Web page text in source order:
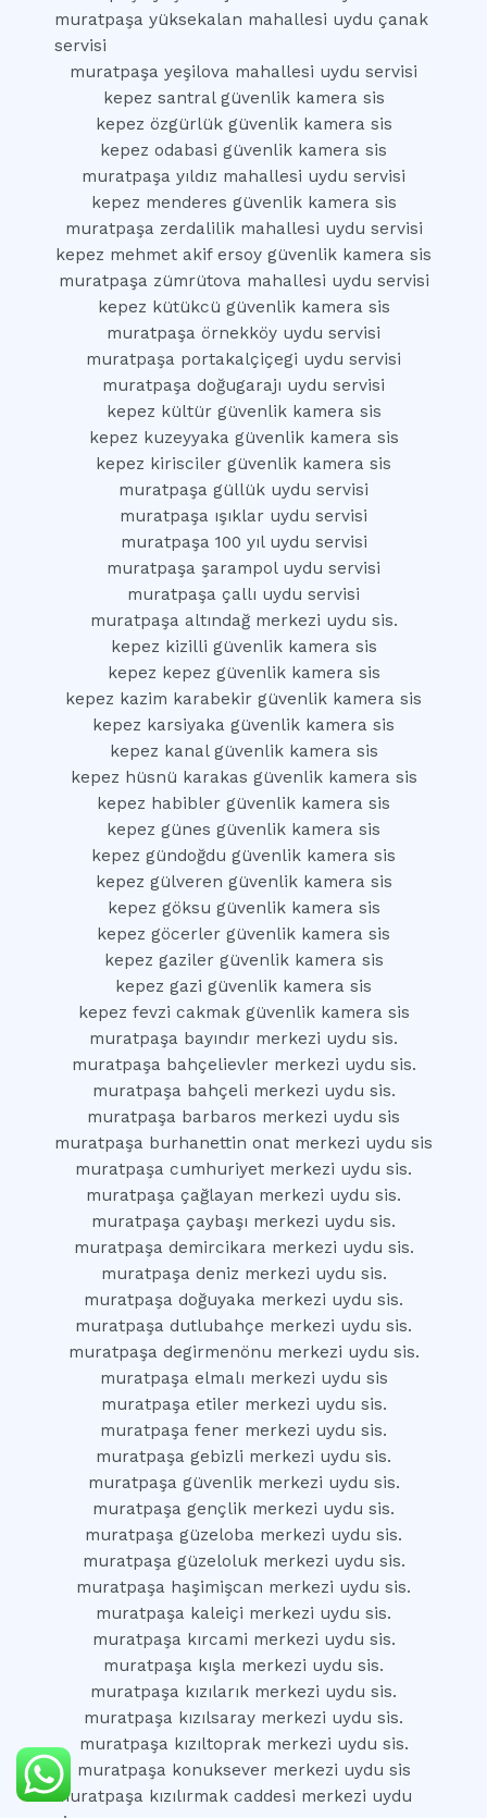
muratpaşa yüksekalan mahallesi uydu çanak
servisi
muratpaşa yeşilova mahallesi uydu servisi
kepez santral güvenlik kamera sis
kepez özgürlük güvenlik kamera sis
kepez odabasi güvenlik kamera sis
muratpaşa yıldız mahallesi uydu servisi
kepez menderes güvenlik kamera sis
muratpaşa zerdalilik mahallesi uydu servisi
kepez mehmet akif ersoy güvenlik kamera sis
muratpaşa zümrütova mahallesi uydu servisi
kepez kütükcü güvenlik kamera sis
muratpaşa örnekköy uydu servisi
muratpaşa portakalçiçegi uydu servisi
muratpaşa doğugarajı uydu servisi
kepez kültür güvenlik kamera sis
kepez kuzeyyaka güvenlik kamera sis
kepez kirisciler güvenlik kamera sis
muratpaşa güllük uydu servisi
muratpaşa ışıklar uydu servisi
muratpaşa 100 yıl uydu servisi
muratpaşa şarampol uydu servisi
muratpaşa çallı uydu servisi
muratpaşa altındağ merkezi uydu sis.
kepez kizilli güvenlik kamera sis
kepez kepez güvenlik kamera sis
kepez kazim karabekir güvenlik kamera sis
kepez karsiyaka güvenlik kamera sis
kepez kanal güvenlik kamera sis
kepez hüsnü karakas güvenlik kamera sis
kepez habibler güvenlik kamera sis
kepez günes güvenlik kamera sis
kepez gündoğdu güvenlik kamera sis
kepez gülveren güvenlik kamera sis
kepez göksu güvenlik kamera sis
kepez göcerler güvenlik kamera sis
kepez gaziler güvenlik kamera sis
kepez gazi güvenlik kamera sis
kepez fevzi cakmak güvenlik kamera sis
muratpaşa bayındır merkezi uydu sis.
muratpaşa bahçelievler merkezi uydu sis.
muratpaşa bahçeli merkezi uydu sis.
muratpaşa barbaros merkezi uydu sis
muratpaşa burhanettin onat merkezi uydu sis
muratpaşa cumhuriyet merkezi uydu sis.
muratpaşa çağlayan merkezi uydu sis.
muratpaşa çaybaşı merkezi uydu sis.
muratpaşa demircikara merkezi uydu sis.
muratpaşa deniz merkezi uydu sis.
muratpaşa doğuyaka merkezi uydu sis.
muratpaşa dutlubahçe merkezi uydu sis.
muratpaşa degirmenönu merkezi uydu sis.
muratpaşa elmalı merkezi uydu sis
muratpaşa etiler merkezi uydu sis.
muratpaşa fener merkezi uydu sis.
muratpaşa gebizli merkezi uydu sis.
muratpaşa güvenlik merkezi uydu sis.
muratpaşa gençlik merkezi uydu sis.
muratpaşa güzeloba merkezi uydu sis.
muratpaşa güzeloluk merkezi uydu sis.
muratpaşa haşimişcan merkezi uydu sis.
muratpaşa kaleiçi merkezi uydu sis.
muratpaşa kırcami merkezi uydu sis.
muratpaşa kışla merkezi uydu sis.
muratpaşa kızılarık merkezi uydu sis.
muratpaşa kızılsaray merkezi uydu sis.
muratpaşa kızıltoprak merkezi uydu sis.
muratpaşa konuksever merkezi uydu sis
muratpaşa kızılırmak caddesi merkezi uydu